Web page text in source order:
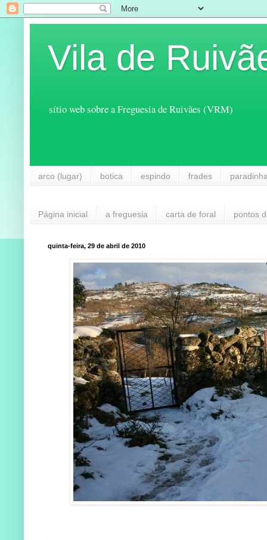
Vila de
sítio web sobre a Freguesia de Ruivães (VRM)
arco (lugar) botica espindo frades
Página inicial a freguesia carta de foral pontos
quinta-feira, 29 de abril de 2010